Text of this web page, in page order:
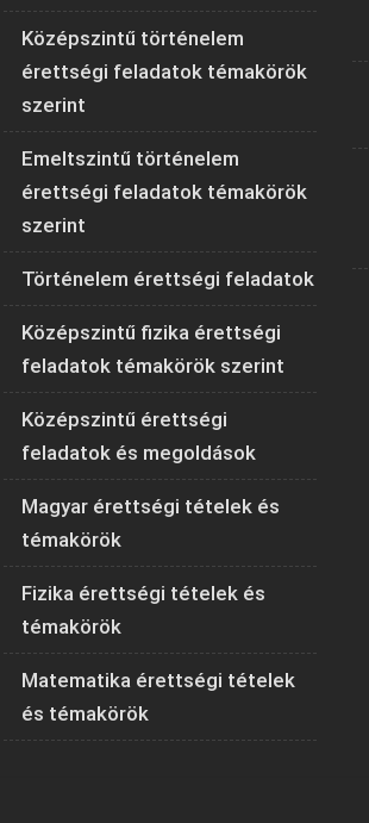
Középszintű történelem
érettségi feladatok témakörök
szerint
Emeltszintű történelem
érettségi feladatok témakörök
szerint
Történelem érettségi feladatok
Középszintű fizika érettségi
feladatok témakörök szerint
Középszintű érettségi
feladatok és megoldások
Magyar érettségi tételek és
témakörök
Fizika érettségi tételek és
témakörök
Matematika érettségi tételek
és témakörök